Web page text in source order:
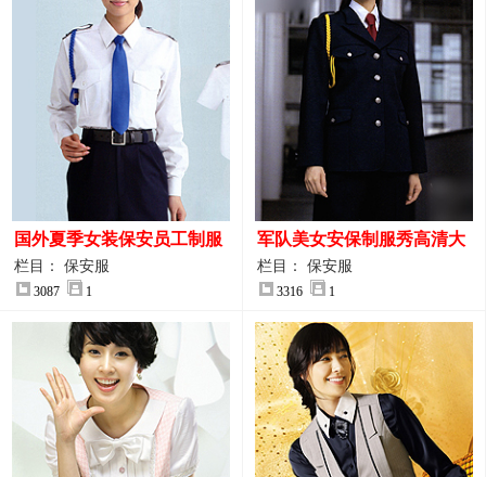
国外夏季女装保安员工制服
装大图
栏目： 保安服
3087 1
军队美女安保制服秀高清大
图
栏目： 保安服
3316 1